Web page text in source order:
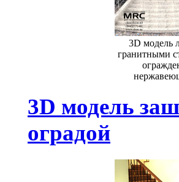
3D модель
гранитными
3D модель
оградой